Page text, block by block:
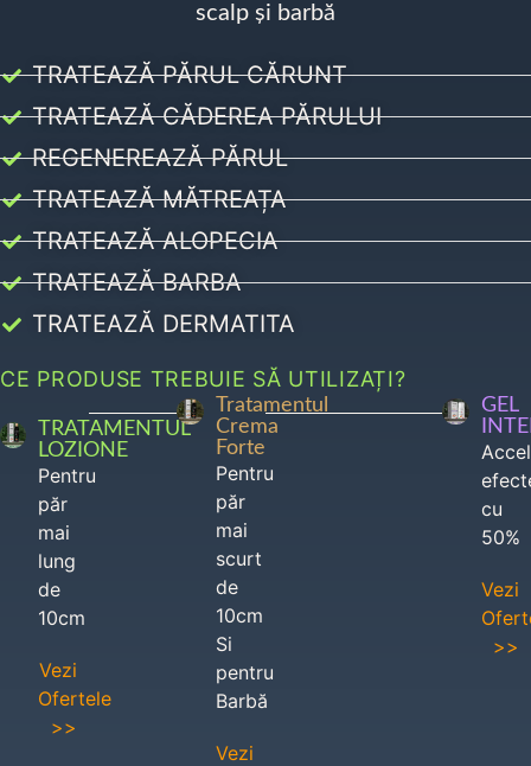
scalp și barbă
TRATEAZĂ PĂRUL CĂRUNT
TRATEAZĂ CĂDEREA PĂRULUI
REGENEREAZĂ PĂRUL
TRATEAZĂ MĂTREAȚA
TRATEAZĂ ALOPECIA
TRATEAZĂ BARBA
TRATEAZĂ DERMATITA
CE PRODUSE TREBUIE SĂ UTILIZAȚI?
TRATAMENTUL
LOZIONE
Pentru
păr
mai
lung
de
10cm
Vezi
Ofertele
>>
Tratamentul
Crema
Forte
Pentru
păr
mai
scurt
de
10cm
Si
pentru
Barbă
Vezi
GEL
cu
50%
Vezi
>>